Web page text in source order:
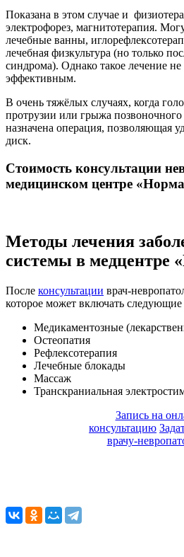
Показана в этом случае и
электрофорез, магнитотерапия.
лечебные ванны,
лечебная физкультура (но только
синдрома). Однако такое лечение не
эффективным.
В очень тяжёлых случаях, когда
протрузии или грыжа
назначена операция, позволяющая
диск.
Стоимость консультации
медицинском центре
Методы лечения
системы в медцентре
После консультации врач-
которое может включать
Медикаментозные
Остеопатия
Рефлексотерапия
Лечебные блокады
Массаж
Транскраниальная
Запись на
консультацию
врачу-